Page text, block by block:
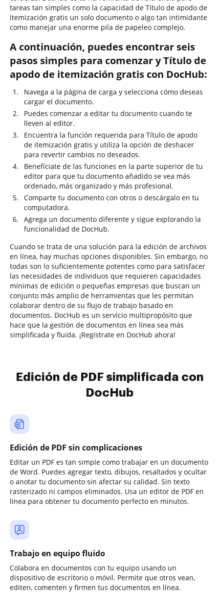
tareas tan simples como la capacidad de Título de apodo de
itemización gratis un solo documento o algo tan intimidante
como manejar una enorme pila de papeleo complejo.
A continuación, puedes encontrar seis
pasos simples para comenzar y Título de
apodo de itemización gratis con DocHub:
Navega a la página de carga y selecciona cómo deseas
cargar el documento.
Puedes comenzar a editar tu documento cuando te
lleven al editor.
Encuentra la función requerida para Título de apodo
de itemización gratis y utiliza la opción de deshacer
para revertir cambios no deseados.
Benefíciate de las funciones en la parte superior de tu
editor para que tu documento añadido se vea más
ordenado, más organizado y más profesional.
Comparte tu documento con otros o descárgalo en tu
computadora.
Agrega un documento diferente y sigue explorando la
funcionalidad de DocHub.
Cuando se trata de una solución para la edición de archivos
en línea, hay muchas opciones disponibles. Sin embargo, no
todas son lo suficientemente potentes como para satisfacer
las necesidades de individuos que requieren capacidades
mínimas de edición o pequeñas empresas que buscan un
conjunto más amplio de herramientas que les permitan
colaborar dentro de su flujo de trabajo basado en
documentos. DocHub es un servicio multipropósito que
hace que la gestión de documentos en línea sea más
simplificada y fluida. ¡Regístrate en DocHub ahora!
Edición de PDF simplificada con
DocHub
Edición de PDF sin complicaciones
Editar un PDF es tan simple como trabajar en un documento
de Word. Puedes agregar texto, dibujos, resaltados y ocultar
o anotar tu documento sin afectar su calidad. Sin texto
rasterizado ni campos eliminados. Usa un editor de PDF en
línea para obtener tu documento perfecto en minutos.
Trabajo en equipo fluido
Colabora en documentos con tu equipo usando un
dispositivo de escritorio o móvil. Permite que otros vean,
editen, comenten y firmen tus documentos en línea.